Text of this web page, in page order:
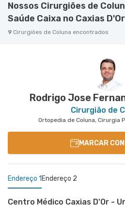
Nossos Cirurgiões de
Saúde Caixa no Caxias
9 Cirurgiões de Coluna encontrados
Rodrigo Jose
Cirurgião de
Ortopedia de Coluna, Cirurgia
MARCAR
Endereço 1 Endereço 2
Centro Médico Caxias D'Or -